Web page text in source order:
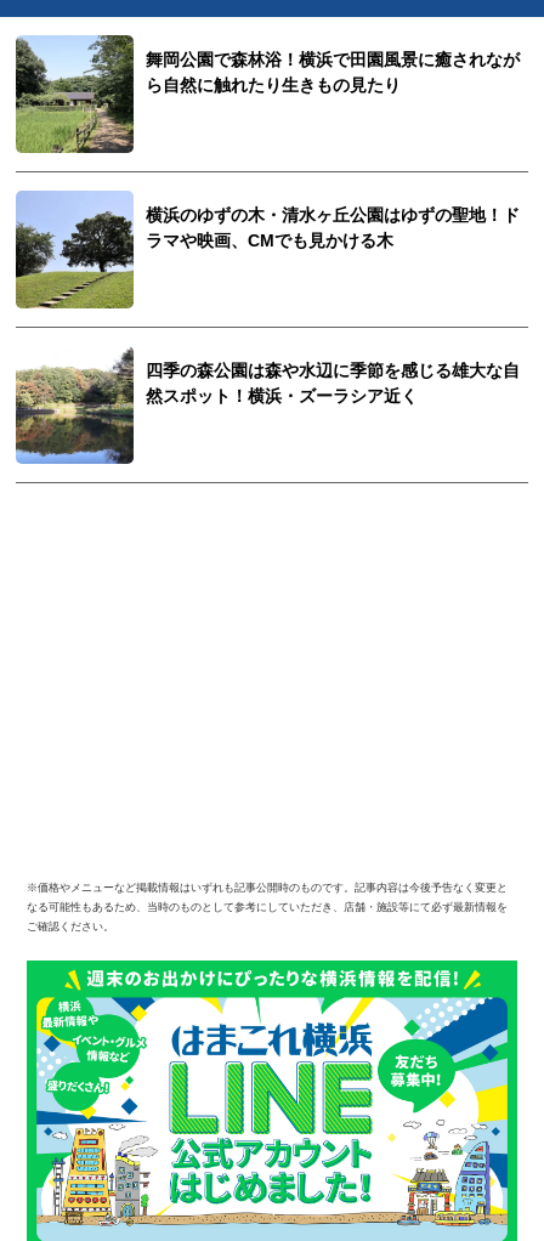
舞岡公園で森林浴！横浜で田園風景に癒されなが
ら自然に触れたり生きもの見たり
横浜のゆずの木・清水ヶ丘公園はゆずの聖地！ド
ラマや映画、CMでも見かける木
四季の森公園は森や水辺に季節を感じる雄大な自
然スポット！横浜・ズーラシア近く
※価格やメニューなど掲載情報はいずれも記事公開時のものです。記事内容は今後予告なく変更と
なる可能性もあるため、当時のものとして参考にしていただき、店舗・施設等にて必ず最新情報を
ご確認ください。